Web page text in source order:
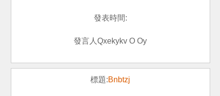
Qxekykv O Oy
Bnbtzj